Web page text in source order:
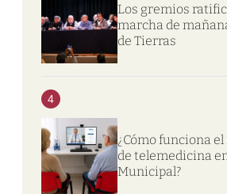
Los gremios
marcha de
de Tierras
4
¿Cómo funciona
de telemedicina
Municipal?